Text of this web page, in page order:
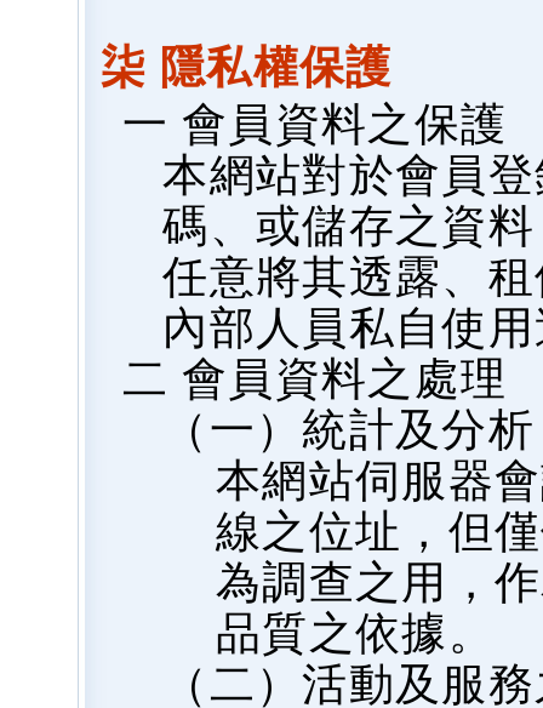
柒 隱私權保護
一 會員資料之保護
本網站對於會員
碼、或儲存之資
任意將其透露、
內部人員私自使
二 會員資料之處理
（一）統計及分析
本網站伺服器
線之位址，但
為調查之用，
品質之依據。
（二）活動及服